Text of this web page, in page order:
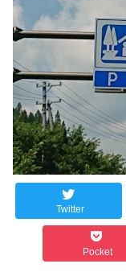
Twitter
Pocket